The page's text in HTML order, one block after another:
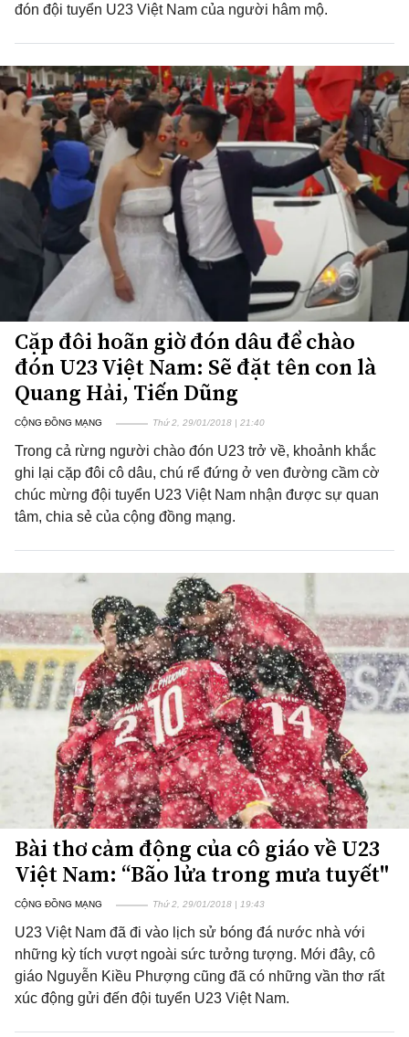
đón đội tuyển U23 Việt Nam của người hâm mộ.
Cặp đôi hoãn giờ đón dâu để chào
đón U23 Việt Nam: Sẽ đặt tên con là
Quang Hải, Tiến Dũng
CỘNG ĐỒNG MẠNG Thứ 2, 29/01/2018 | 21:40
Trong cả rừng người chào đón U23 trở về, khoảnh khắc
ghi lại cặp đôi cô dâu, chú rể đứng ở ven đường cầm cờ
chúc mừng đội tuyển U23 Việt Nam nhận được sự quan
tâm, chia sẻ của cộng đồng mạng.
Bài thơ cảm động của cô giáo về U23
Việt Nam: “Bão lửa trong mưa tuyết"
CỘNG ĐỒNG MẠNG Thứ 2, 29/01/2018 | 19:43
U23 Việt Nam đã đi vào lịch sử bóng đá nước nhà với
những kỳ tích vượt ngoài sức tưởng tượng. Mới đây, cô
giáo Nguyễn Kiều Phượng cũng đã có những vần thơ rất
xúc động gửi đến đội tuyển U23 Việt Nam.